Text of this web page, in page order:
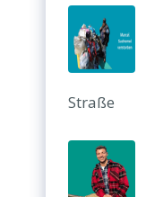
Straße